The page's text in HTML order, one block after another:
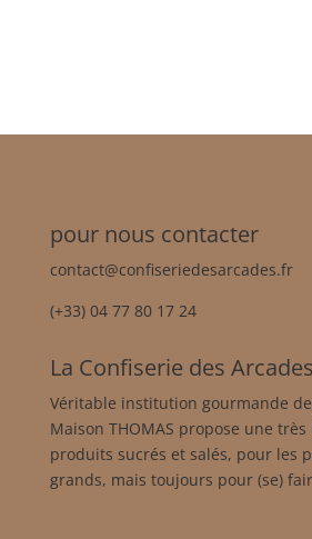
pour nous contacter
contact@confiseriedesarcades.fr
(+33) 04 77 80 17 24
La Confiserie des Arcades
Véritable institution gourmande
Maison THOMAS propose une
produits sucrés et salés, pour les
grands, mais toujours pour (se)